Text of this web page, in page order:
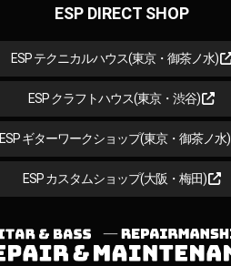
ESP DIRECT SHOP
ESP テクニカルハウス(東京・御茶ノ水)
ESP クラフトハウス(東京・渋谷)
ESP ギターワークショップ(東京・御茶ノ水)
ESP カスタムショップ(大阪・梅田)